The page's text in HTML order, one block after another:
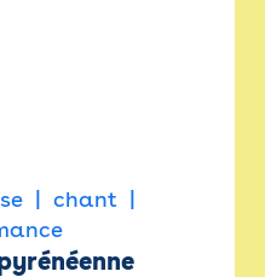
chant